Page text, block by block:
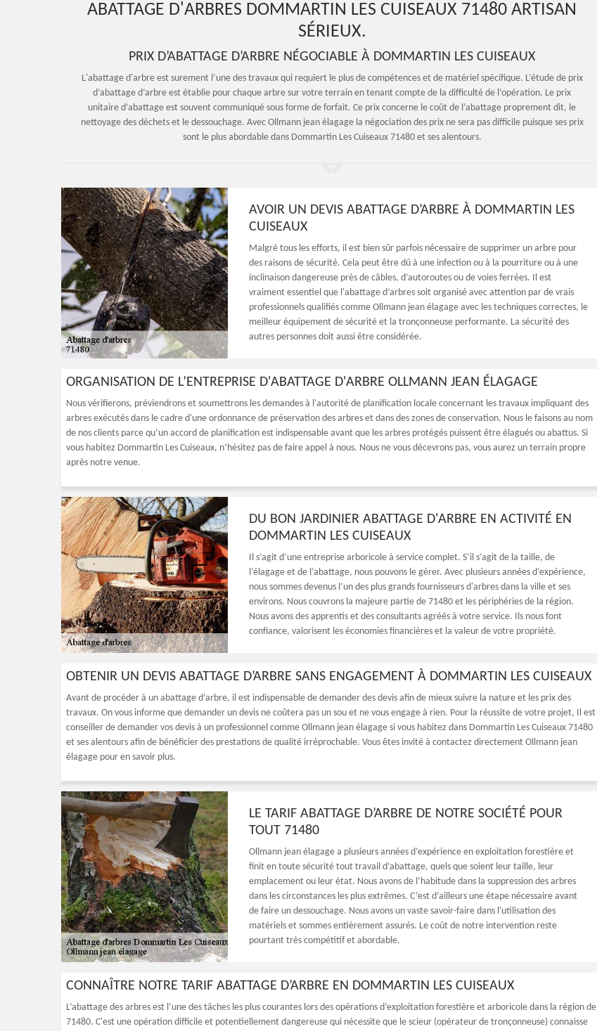
ABATTAGE D'ARBRES DOMMARTIN LES CUISEAUX 71480 ARTISAN
SÉRIEUX.
PRIX D’ABATTAGE D’ARBRE NÉGOCIABLE À DOMMARTIN LES CUISEAUX
L'abattage d'arbre est surement l’une des travaux qui requiert le plus de compétences et de matériel spécifique. L’étude de prix
d’abattage d’arbre est établie pour chaque arbre sur votre terrain en tenant compte de la difficulté de l’opération. Le prix
unitaire d’abattage est souvent communiqué sous forme de forfait. Ce prix concerne le coût de l’abattage proprement dit, le
nettoyage des déchets et le dessouchage. Avec Ollmann jean élagage la négociation des prix ne sera pas difficile puisque ses prix
sont le plus abordable dans Dommartin Les Cuiseaux 71480 et ses alentours.
AVOIR UN DEVIS ABATTAGE D’ARBRE À DOMMARTIN LES
CUISEAUX
Malgré tous les efforts, il est bien sûr parfois nécessaire de supprimer un arbre pour
des raisons de sécurité. Cela peut être dû à une infection ou à la pourriture ou à une
inclinaison dangereuse près de câbles, d’autoroutes ou de voies ferrées. Il est
vraiment essentiel que l'abattage d’arbres soit organisé avec attention par de vrais
professionnels qualifiés comme Ollmann jean élagage avec les techniques correctes, le
meilleur équipement de sécurité et la tronçonneuse performante. La sécurité des
autres personnes doit aussi être considérée.
ORGANISATION DE L’ENTREPRISE D'ABATTAGE D'ARBRE OLLMANN JEAN ÉLAGAGE
Nous vérifierons, préviendrons et soumettrons les demandes à l'autorité de planification locale concernant les travaux impliquant des
arbres exécutés dans le cadre d'une ordonnance de préservation des arbres et dans des zones de conservation. Nous le faisons au nom
de nos clients parce qu’un accord de planification est indispensable avant que les arbres protégés puissent être élagués ou abattus. Si
vous habitez Dommartin Les Cuiseaux, n’hésitez pas de faire appel à nous. Nous ne vous décevrons pas, vous aurez un terrain propre
après notre venue.
DU BON JARDINIER ABATTAGE D'ARBRE EN ACTIVITÉ EN
DOMMARTIN LES CUISEAUX
Il s’agit d’une entreprise arboricole à service complet. S’il s’agit de la taille, de
l’élagage et de l’abattage, nous pouvons le gérer. Avec plusieurs années d’expérience,
nous sommes devenus l’un des plus grands fournisseurs d'arbres dans la ville et ses
environs. Nous couvrons la majeure partie de 71480 et les périphéries de la région.
Nous avons des apprentis et des consultants agréés à votre service. Ils nous font
confiance, valorisent les économies financières et la valeur de votre propriété.
OBTENIR UN DEVIS ABATTAGE D’ARBRE SANS ENGAGEMENT À DOMMARTIN LES CUISEAUX
Avant de procéder à un abattage d’arbre, il est indispensable de demander des devis afin de mieux suivre la nature et les prix des
travaux. On vous informe que demander un devis ne coûtera pas un sou et ne vous engage à rien. Pour la réussite de votre projet, Il est
conseiller de demander vos devis à un professionnel comme Ollmann jean élagage si vous habitez dans Dommartin Les Cuiseaux 71480
et ses alentours afin de bénéficier des prestations de qualité irréprochable. Vous êtes invité à contactez directement Ollmann jean
élagage pour en savoir plus.
LE TARIF ABATTAGE D’ARBRE DE NOTRE SOCIÉTÉ POUR
TOUT 71480
Ollmann jean élagage a plusieurs années d’expérience en exploitation forestière et
finit en toute sécurité tout travail d’abattage, quels que soient leur taille, leur
emplacement ou leur état. Nous avons de l’habitude dans la suppression des arbres
dans les circonstances les plus extrêmes. C’est d’ailleurs une étape nécessaire avant
de faire un dessouchage. Nous avons un vaste savoir-faire dans l'utilisation des
matériels et sommes entièrement assurés. Le coût de notre intervention reste
pourtant très compétitif et abordable.
CONNAÎTRE NOTRE TARIF ABATTAGE D’ARBRE EN DOMMARTIN LES CUISEAUX
L’abattage des arbres est l’une des tâches les plus courantes lors des opérations d’exploitation forestière et arboricole dans la région de
71480. C'est une opération difficile et potentiellement dangereuse qui nécessite que le scieur (opérateur de tronçonneuse) connaisse